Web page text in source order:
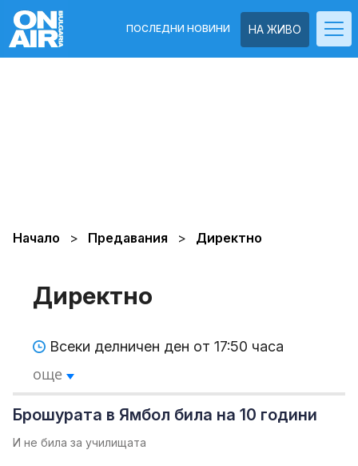
НА ЖИВО
ПОСЛЕДНИ НОВИНИ
Начало Предавания Директно
Директно
Всеки делничен ден от 17:50 часа
още
Брошурата в Ямбол била на 10 години
И не била за училищата